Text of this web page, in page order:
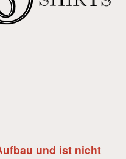
und ist nicht